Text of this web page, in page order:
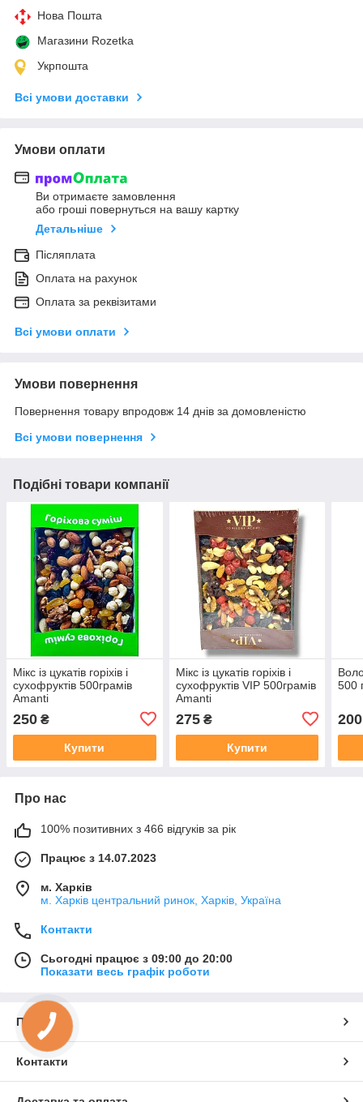
Нова Пошта
Магазини Rozetka
Укрпошта
Всі умови доставки
Умови оплати
Ви отримаєте замовлення
або гроші повернуться на вашу картку
Детальніше
Післяплата
Оплата на рахунок
Оплата за реквізитами
Всі умови оплати
Умови повернення
Повернення товару впродовж 14 днів за домовленістю
Всі умови повернення
Подібні товари компанії
Мікс із цукатів горіхів і
сухофруктів 500грамів
Amanti
250 ₴
Купити
Мікс із цукатів горіхів і
сухофруктів VIP 500грамів
Amanti
275₴
Купити
500
200
Про нас
100% позитивних з 466 відгуків за рік
Працює з 14.07.2023
м. Харків
м. Харків центральний ринок, Харків, Україна
Контакти
Сьогодні працює з 09:00 до 20:00
Показати весь графік роботи
Про нас
Контакти